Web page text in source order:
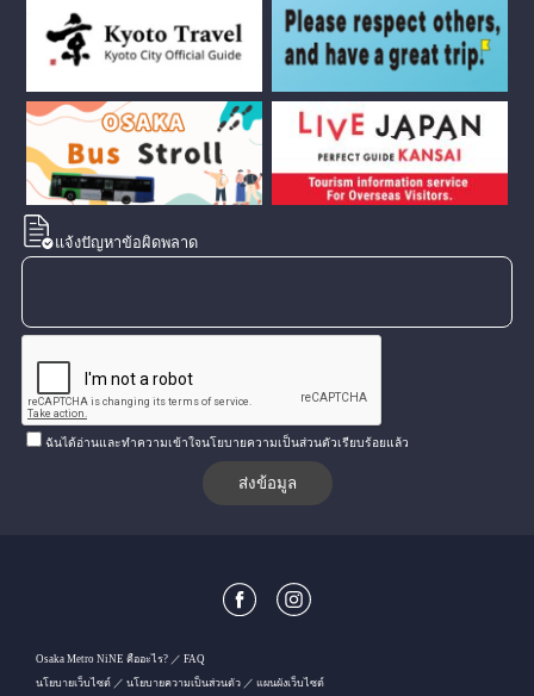
แจ้งปัญหาข้อผิดพลาด
ฉันได้อ่านและทำความเข้าใจนโยบายความเป็นส่วนตัวเรียบร้อยแล้ว
Osaka Metro NiNE คืออะไร?
FAQ
นโยบายเว็บไซต์
นโยบายความเป็นส่วนตัว แผนผังเว็บไซต์